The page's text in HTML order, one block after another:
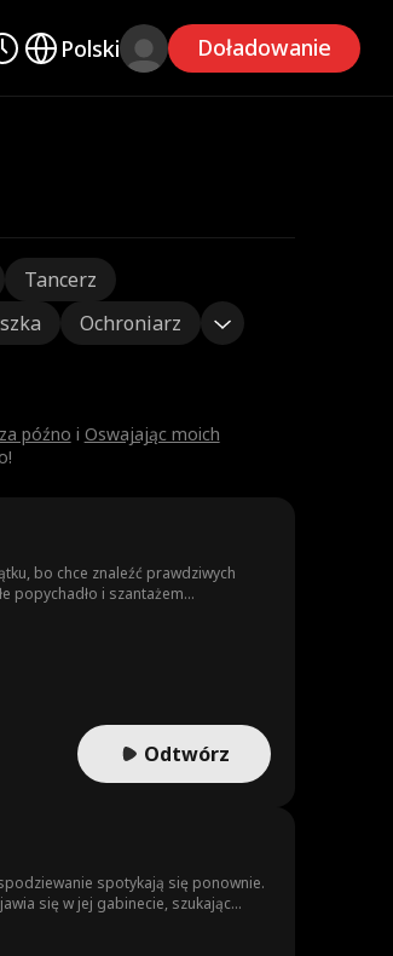
Polski Doładowanie
Tancerz
Ochroniarz
późno i Oswajając moich
bo chce znaleźć prawdziwych
popychadło i szantażem
Odtwórz
spotykają się ponownie.
się w jej gabinecie, szukając